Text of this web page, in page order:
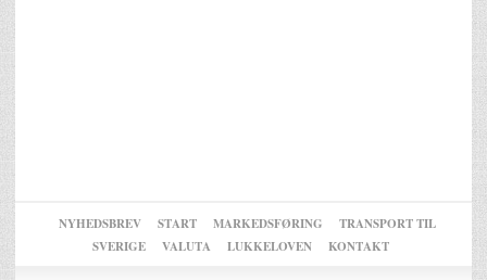
NYHEDSBREV START MARKEDSFØRING
TRANSPORT TIL
SVERIGE
VALUTA LUKKELOVEN KONTAKT